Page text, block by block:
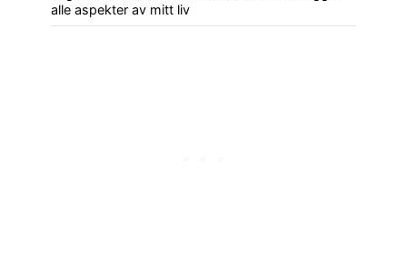
alle aspekter av mitt liv